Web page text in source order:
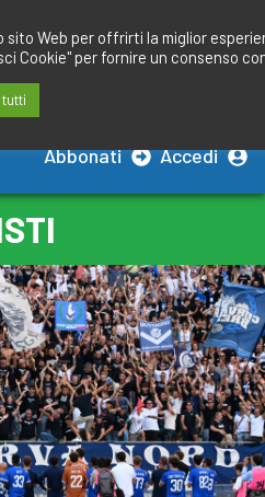
Abbonati Accedi
sito Web per offrirti la miglior
Cookie" per fornire un consenso